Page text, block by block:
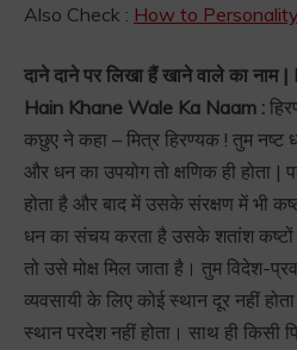
Also Check : How to
दाने दाने पर लिखा हैं खाने वाले का
Hain Khane Wale Ka Naam :
कछुए ने कहा – मित्र हिरण्यक ! तुम नष्ट
और धन का उपयोग तो क्षणिक ही होता
होता है और बाद में उसके संरक्षण में भी
धन का संचय करता है उसके शतांश कष्टों
तो उसे मोक्ष मिल जाता है। तुम विदेश-
व्यवसायी के लिए कोई स्थान दूर नहीं
स्थान परदेश नहीं होता। साथ ही किसी